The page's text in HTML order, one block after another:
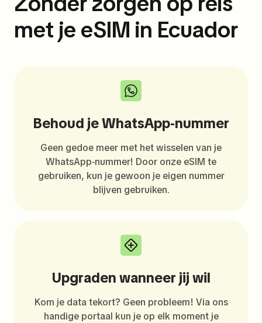
met je eSIM in Ecuador
Behoud je WhatsApp-nummer
Geen gedoe meer met het wisselen van je
WhatsApp-nummer! Door onze eSIM te
gebruiken, kun je gewoon je eigen nummer
blijven gebruiken.
Upgraden wanneer jij wil
Kom je data tekort? Geen probleem! Via ons
handige portaal kun je op elk moment je